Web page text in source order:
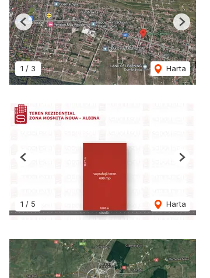
1 / 3 Harta
Previous Next
1 / 5 Harta
Previous Next